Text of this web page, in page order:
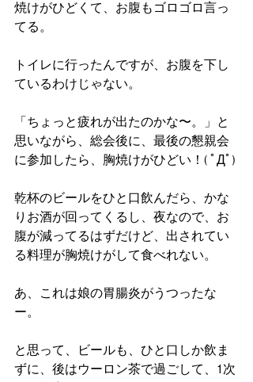
焼けがひどくて、お腹もゴロゴロ言っ
てる。
トイレに行ったんですが、お腹を下し
ているわけじゃない。
「ちょっと疲れが出たのかな〜。」と
思いながら、総会後に、最後の懇親会
に参加したら、胸焼けがひどい！( ﾟДﾟ)
乾杯のビールをひと口飲んだら、かな
りお酒が回ってくるし、夜なので、お
腹が減ってるはずだけど、出されてい
る料理が胸焼けがして食べれない。
あ、これは娘の胃腸炎がうつったな
ー。
と思って、ビールも、ひと口しか飲ま
ずに、後はウーロン茶で過ごして、1次